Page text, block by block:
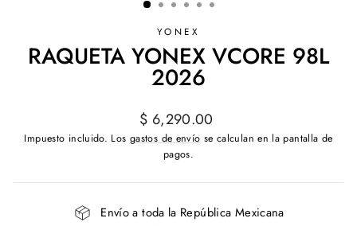
YONEX
RAQUETA YONEX VCORE 98L
2026
Precio
habitual
$ 6,290.00
Impuesto incluido. Los gastos de envío se calculan en la pantalla de
pagos.
Envío a toda la República Mexicana